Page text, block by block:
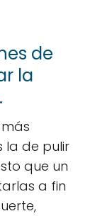
de
la
la de pulir
que un
a fin